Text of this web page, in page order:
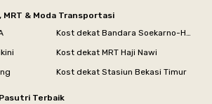
& Moda Transportasi
Kost dekat MRT Haji Nawi
Kost dekat Stasiun Bekasi Timur
Terbaik